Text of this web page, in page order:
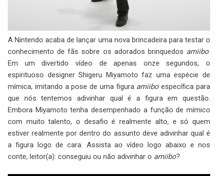
A Nintendo acaba de lançar uma nova brincadeira para testar o
conhecimento de fãs sobre os adorados brinquedos amiibo.
Em um divertido vídeo de apenas onze segundos, o
espirituoso designer Shigeru Miyamoto faz uma espécie de
mímica, imitando a pose de uma figura amiibo específica para
que nós tentemos adivinhar qual é a figura em questão.
Embora Miyamoto tenha desempenhado a função de mímico
com muito talento, o desafio é realmente alto, e só quem
estiver realmente por dentro do assunto deve adivinhar qual é
a figura logo de cara. Assista ao vídeo logo abaixo e nos
conte, leitor(a): conseguiu ou não adivinhar o amiibo?